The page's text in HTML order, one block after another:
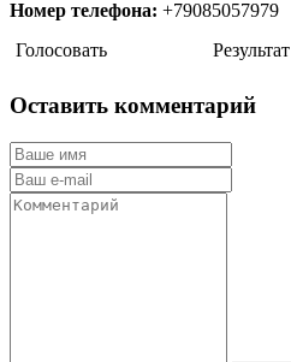
Номер телефона: +79085057979
Голосовать
Результат
Оставить комментарий